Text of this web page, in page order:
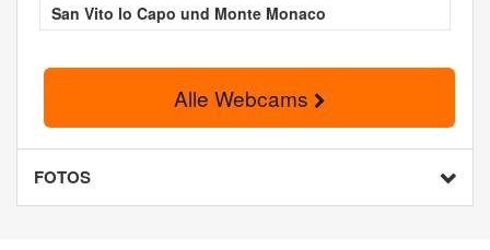
San Vito lo Capo und Monte Monaco
Alle Webcams
FOTOS